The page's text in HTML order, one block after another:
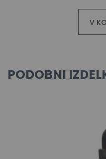
V
PODOBNI